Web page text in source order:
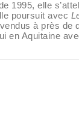
1995, elle
poursuit avec
à près de
en Aquitaine